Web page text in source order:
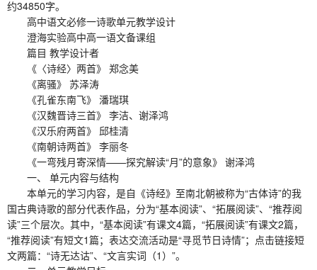
约34850字。
高中语文必修一诗歌单元教学设计
澄海实验高中高一语文备课组
篇目 教学设计者
《〈诗经〉两首》 郑念美
《离骚》 苏泽涛
《孔雀东南飞》 潘瑞琪
《汉魏晋诗三首》 李洁、谢泽鸿
《汉乐府两首》 邱桂清
《南朝诗两首》 李丽冬
《一弯残月寄深情——探究解读“月”的意象》 谢泽鸿
一、 单元内容与结构
本单元的学习内容，是自《诗经》至南北朝被称为“古体诗”的我
国古典诗歌的部分代表作品，分为“基本阅读”、“拓展阅读”、“推荐阅
读”三个层次。其中，“基本阅读”有课文4篇，“拓展阅读”有课文2篇，
“推荐阅读”有短文1篇；表达交流活动是“寻觅节日诗情”；点击链接短
文两篇：“诗无达诂”、“文言实词（1）”。